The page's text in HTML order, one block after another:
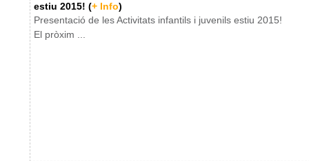
estiu 2015! (+ Info)
Presentació de les Activitats infantils i juvenils estiu 2015!
El pròxim ...